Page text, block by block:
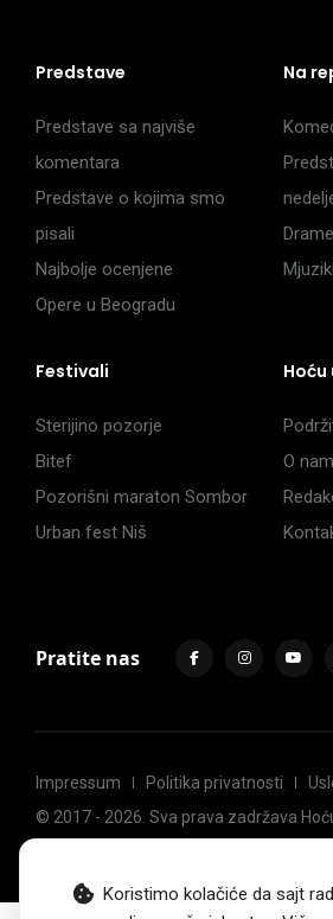
Koristimo kolačiće da sajt
Predstave
Predstave sa najviše
komentara
Predstave o kojima smo
pisali
Najbolje ocenjene
Opere u Beogradu
Na
Festivali
Sterijino pozorje
Bitef
Pozorišni maraton Sombor
Urban fest Niš
O
Pratite nas
Impressum Politika privatnosti
© 2017 - 2026 . Sva prava zadržava